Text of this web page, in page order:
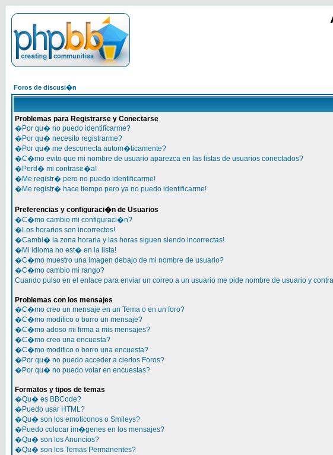
Foros de discusi�n
Problemas para Registrarse y Conectarse
�Por qu� no puedo identificarme?
�Por qu� necesito registrarme?
�Por qu� me desconecta autom�ticamente?
�C�mo evito que mi nombre de usuario aparezca en las listas de usuarios conectados?
�Perd� mi contrase�a!
�Me registr� pero no puedo identificarme!
�Me registr� hace tiempo pero ya no puedo identificarme!
Preferencias y configuraci�n de Usuarios
�C�mo cambio mi configuraci�n?
�Los horarios son incorrectos!
�Cambi� la zona horaria y las horas siguen siendo incorrectas!
�Mi idioma no est� en la lista!
�C�mo muestro una imagen debajo de mi nombre de usuario?
�C�mo cambio mi rango?
Cuando pulso en el enlace para enviar un correo a un usuario me pide nombre de usuario y
Problemas con los mensajes
�C�mo creo un mensaje en un Tema o en un foro?
�C�mo modifico o borro un mensaje?
�C�mo adoso mi firma a mis mensajes?
�C�mo creo una encuesta?
�C�mo modifico o borro una encuesta?
�Por qu� no puedo acceder a ciertos Foros?
�Por qu� no puedo votar en encuestas?
Formatos y tipos de temas
�Qu� es BBCode?
�Puedo usar HTML?
�Qu� son los emoticonos o Smileys?
�Puedo colocar im�genes en los mensajes?
�Qu� son los Anuncios?
�Qu� son los Temas Permanentes?